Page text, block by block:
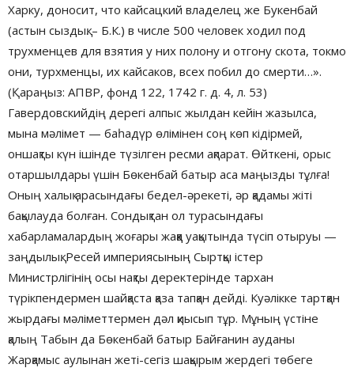
Харку, доносит, что кайсацкий владелец же Букенбай
(астын сыздық. – Б.К.) в числе 500 человек ходил под
трухменцев для взятия у них полону и отгону скота, токмо
они, турхменцы, их кайсаков, всех побил до смерти…».
(Қараңыз: АПВР, фонд 122, 1742 г. д. 4, л. 53)
Гавердовскийдің дерегі алпыс жылдан кейін жазылса,
мына мәлімет — баһадүр өлімінен соң көп кідірмей,
оншақты күн ішінде түзілген ресми ақпарат. Өйткені, орыс
отаршылдары үшін Бөкенбай батыр аса маңызды тұлға!
Оның халық арасындағы бедел-әрекеті, әр қадамы жіті
бақылауда болған. Сондықтан ол турасындағы
хабарламалардың жоғары жаққа уақытында түсіп отыруы —
заңдылық. Ресей империясының Сыртқы істер
Министрлігінің осы нақты деректерінде тархан
түрікпендермен шайқаста қаза тапқан дейді. Куәлікке тартқан
жырдағы мәліметтермен дәл қиысып тұр. Мұның үстіне
қалың Табын да Бөкенбай батыр Байғанин ауданы
Жарқамыс аулынан жеті-сегіз шақырым жердегі төбеге